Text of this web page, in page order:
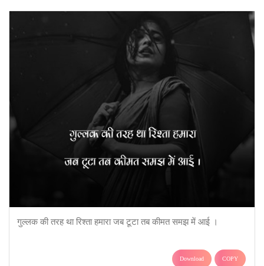
गुल्लक की तरह था रिश्ता हमारा जब टूटा तब कीमत समझ में आई ।
Download COPY